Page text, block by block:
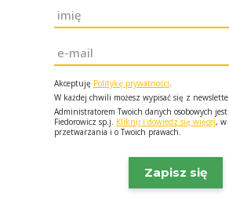
Imię
*
Email
*
Akceptuję Politykę prywatności.
W każdej chwili możesz wypisać się z
Administratorem Twoich danych osobowych
Fiedorowicz sp.j. Kliknij i dowiedz się więcej, w
przetwarzania i o Twoich prawach.